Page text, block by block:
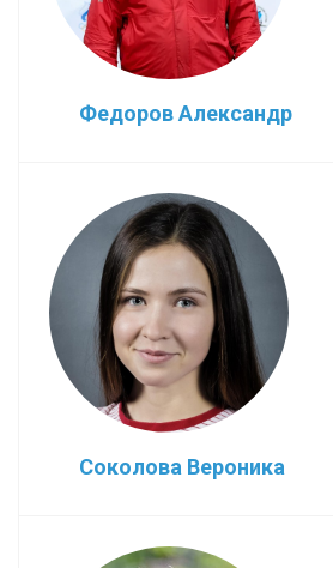
Федоров Александр
Соколова Вероника